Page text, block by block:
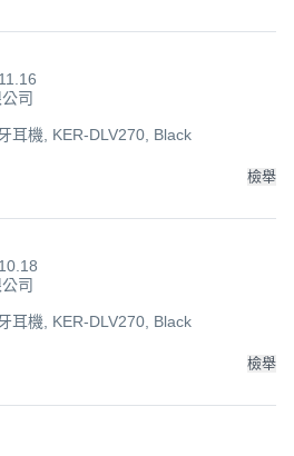
司
耳機, KER-DLV270, Black
檢舉
司
耳機, KER-DLV270, Black
檢舉